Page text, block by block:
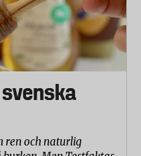
ren och naturlig